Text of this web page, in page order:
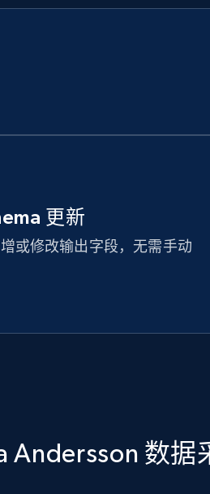
更新
或修改输出字段，无需手动
Andersson 数据